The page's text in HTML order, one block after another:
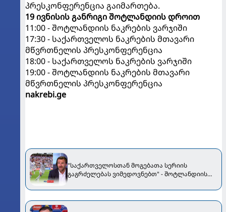
პრესკონფერენცია გაიმართება.
19 ივნისის განრიგი შოტლანდიის დროით
11:00 - შოტლანდიის ნაკრების ვარჯიში
17:30 - საქართველოს ნაკრების მთავარი
მწვრთნელის პრესკონფერენცია
18:00 - საქართველოს ნაკრების ვარჯიში
19:00 - შოტლანდიის ნაკრების მთავარი
მწვრთნელის პრესკონფერენცია
nakrebi.ge
"საქართველოსთან მოგებათა სერიის
გაგრძელებას ვიმედოვნებთ" - შოტლანდიის